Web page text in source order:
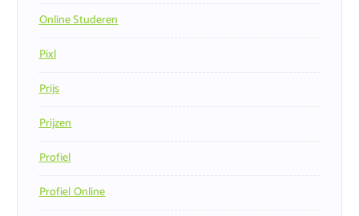
Online Studeren
Pixl
Prijs
Prijzen
Profiel
Profiel Online